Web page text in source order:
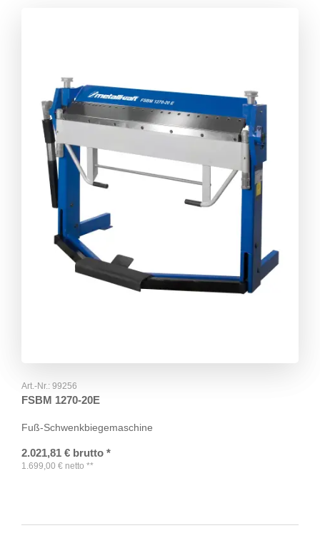
Art.-Nr.: 99256
FSBM 1270-20E
Fuß-Schwenkbiegemaschine
2.021,81 € brutto *
1.699,00 € netto **